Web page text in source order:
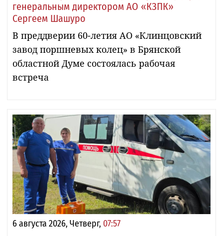
генеральным директором АО «КЗПК»
Сергеем Шашуро
В преддверии 60-летия АО «Клинцовский
завод поршневых колец» в Брянской
областной Думе состоялась рабочая
встреча
6 августа 2026, Четверг, 07:57